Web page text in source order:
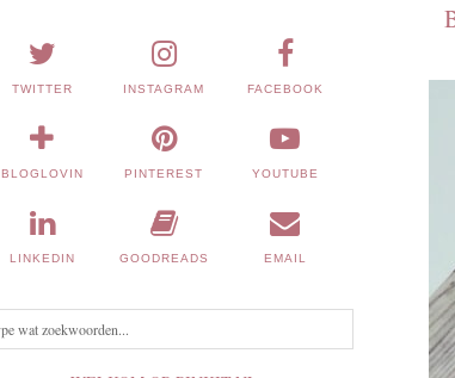
TWITTER INSTAGRAM FACEBOOK
BLOGLOVIN PINTEREST YOUTUBE
LINKEDIN GOODREADS EMAIL